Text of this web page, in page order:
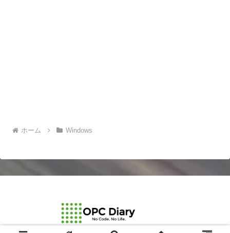
ホーム Windows